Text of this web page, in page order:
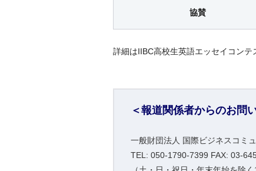
協賛
詳細はIIBC高校生英語エッセイコン
＜報道関係者からのお問
一般財団法人 国際ビジネスコミ
TEL: 050-1790-7399 FAX: 03-